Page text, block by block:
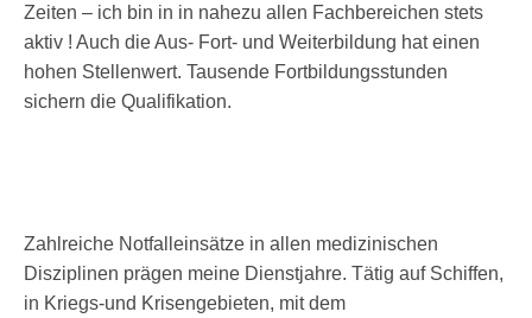
Zeiten – ich bin in in nahezu allen Fachbereichen stets
aktiv ! Auch die Aus- Fort- und Weiterbildung hat einen
hohen Stellenwert. Tausende Fortbildungsstunden
sichern die Qualifikation.
Zahlreiche Notfalleinsätze in allen medizinischen
Disziplinen prägen meine Dienstjahre. Tätig auf Schiffen,
in Kriegs-und Krisengebieten, mit dem